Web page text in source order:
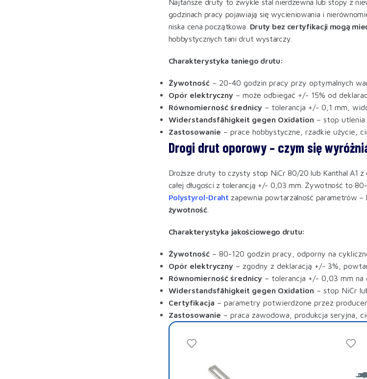
Najtańsze druty to zwykle stal nierdzewna lub stopy z
godzinach pracy pojawiają się wycieniowania i
niska cena początkowa. Druty bez certyfikacji mogą
hobbystycznych tani drut wystarczy.
Charakterystyka taniego drutu:
Żywotność– 20-40 godzin pracy przy optymalnych
Opór elektryczny– może odbiegać +/- 15% od
Równomierność średnicy– tolerancja +/- 0,1 mm,
Widerstandsfähigkeit gegen Oxidation – stop utlenia
Zastosowanie – prace hobbystyczne, rzadkie użycie,
Drogi drut oporowy – czym się
Droższe druty to czysty stop NiCr 80/20 lub Kanthal A1 z
całej długości z tolerancją +/- 0,03 mm. Żywotność to
Polystyrol-Draht zapewnia powtarzalność parametrów
żywotność.
Charakterystyka jakościowego drutu:
Żywotność– 80-120 godzin pracy, odporny na
Opór elektryczny– zgodny z deklaracją +/- 3%,
Równomierność średnicy– tolerancja +/- 0,03 mm na
Widerstandsfähigkeit gegen Oxidation – stop NiCr
Certyfikacja – parametry potwierdzone przez
Zastosowanie – praca zawodowa, produkcja seryjna,